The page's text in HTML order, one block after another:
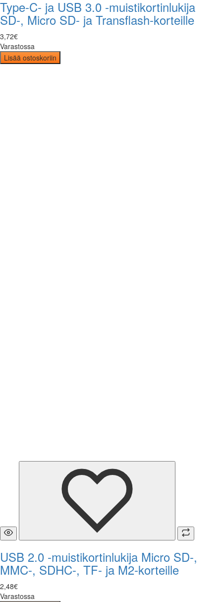
Type-C- ja USB 3.0 -muistikortinlukija
SD-, Micro SD- ja Transflash-korteille
3,72€
Varastossa
Lisää ostoskoriin
USB 2.0 -muistikortinlukija Micro SD-,
MMC-, SDHC-, TF- ja M2-korteille
2,48€
Varastossa